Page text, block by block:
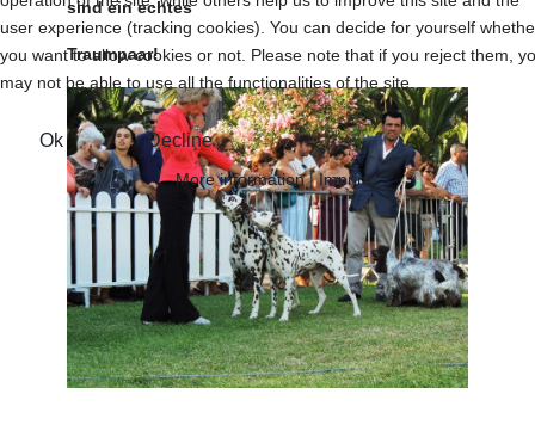
sind ein echtes
Traumpaar!
user experience (tracking cookies). You can decide for yourself
you want to allow cookies or not. Please note that if you reject them,
may not be able to use all the functionalities of the site.
Ok Decline
More information|Imprint